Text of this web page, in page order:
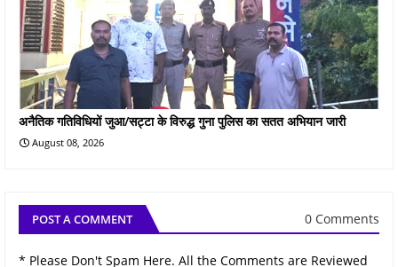
अनैतिक गतिविधियों जुआ/सट्टा के विरुद्ध गुना पुलिस का सतत अभियान जारी
August 08, 2026
POST A COMMENT 0 Comments
* Please Don't Spam Here. All the Comments are Reviewed